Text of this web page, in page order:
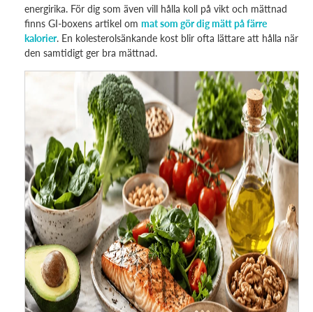
energirika. För dig som även vill hålla koll på vikt och mättnad
finns GI-boxens artikel om mat som gör dig mätt på färre
kalorier. En kolesterolsänkande kost blir ofta lättare att hålla när
den samtidigt ger bra mättnad.